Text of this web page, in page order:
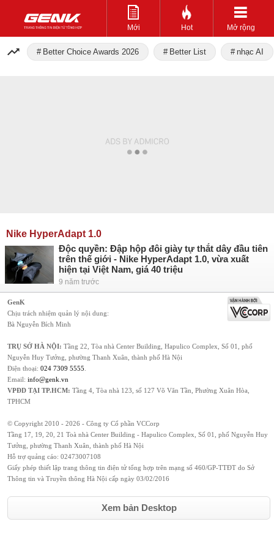
Mới Hot Mở rộng
Better Choice Awards 2026 Better List nhạc AI
Nike HyperAdapt 1.0
Độc quyền: Đập hộp đôi giày tự thắt dây đầu tiên
trên thế giới - Nike HyperAdapt 1.0, vừa xuất
hiện tại Việt Nam, giá 40 triệu
9 năm trước
GenK
Chịu trách nhiệm quản lý nội dung:
Bà Nguyễn Bích Minh
TRỤ SỞ HÀ NỘI: Tầng 22, Tòa nhà Center Building, Hapulico Complex, Số 01, phố
Nguyễn Huy Tưởng, phường Thanh Xuân, thành phố Hà Nội
Điện thoại: 024 7309 5555
Email: info@genk.vn
VPĐD TẠI TP.HCM: Tầng 4, Tòa nhà 123, số 127 Võ Văn Tần, Phường Xuân Hòa,
TPHCM
© Copyright 2010 - 2026 - Công ty Cổ phần VCCorp
Tầng 17, 19, 20, 21 Toà nhà Center Building - Hapulico Complex, Số 01, phố Nguyễn Huy
Tưởng, phường Thanh Xuân, thành phố Hà Nội
Hỗ trợ quảng cáo: 02473007108
Giấy phép thiết lập trang thông tin điện tử tổng hợp trên mạng số 460/GP-TTĐT do Sở
Thông tin và Truyền thông Hà Nội cấp ngày 03/02/2016
Xem bản Desktop